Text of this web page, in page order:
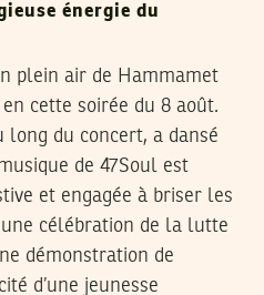
énergie du
plein air de Hammamet
cette soirée du 8 août.
long du concert, a dansé
de 47Soul est
et engagée à briser les
célébration de la lutte
démonstration de
d’une jeunesse